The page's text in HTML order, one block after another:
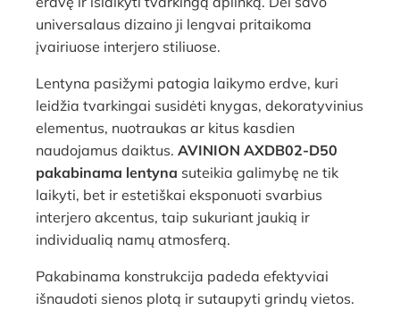
universalaus dizaino ji lengvai pritaikoma
įvairiuose interjero stiliuose.
Lentyna pasižymi patogia laikymo erdve, kuri
leidžia tvarkingai susidėti knygas, dekoratyvinius
elementus, nuotraukas ar kitus kasdien
naudojamus daiktus. AVINION AXDB02-D50
pakabinama lentyna suteikia galimybę ne tik
laikyti, bet ir estetiškai eksponuoti svarbius
interjero akcentus, taip sukuriant jaukią ir
individualią namų atmosferą.
Pakabinama konstrukcija padeda efektyviai
išnaudoti sienos plotą ir sutaupyti grindų vietos.